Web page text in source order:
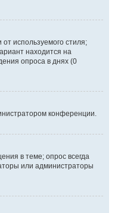
используемого стиля;
находится на
опроса в днях (0
конференции.
в теме; опрос всегда
или администраторы